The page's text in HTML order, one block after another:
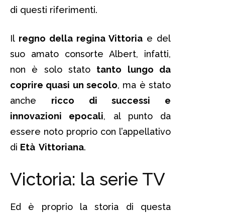
di questi riferimenti.
Il regno della regina Vittoria e del
suo amato consorte Albert, infatti,
non è solo stato tanto lungo da
coprire quasi un secolo, ma è stato
anche ricco di successi e
innovazioni epocali, al punto da
essere noto proprio con l’appellativo
di Età Vittoriana.
Victoria: la serie TV
Ed è proprio la storia di questa